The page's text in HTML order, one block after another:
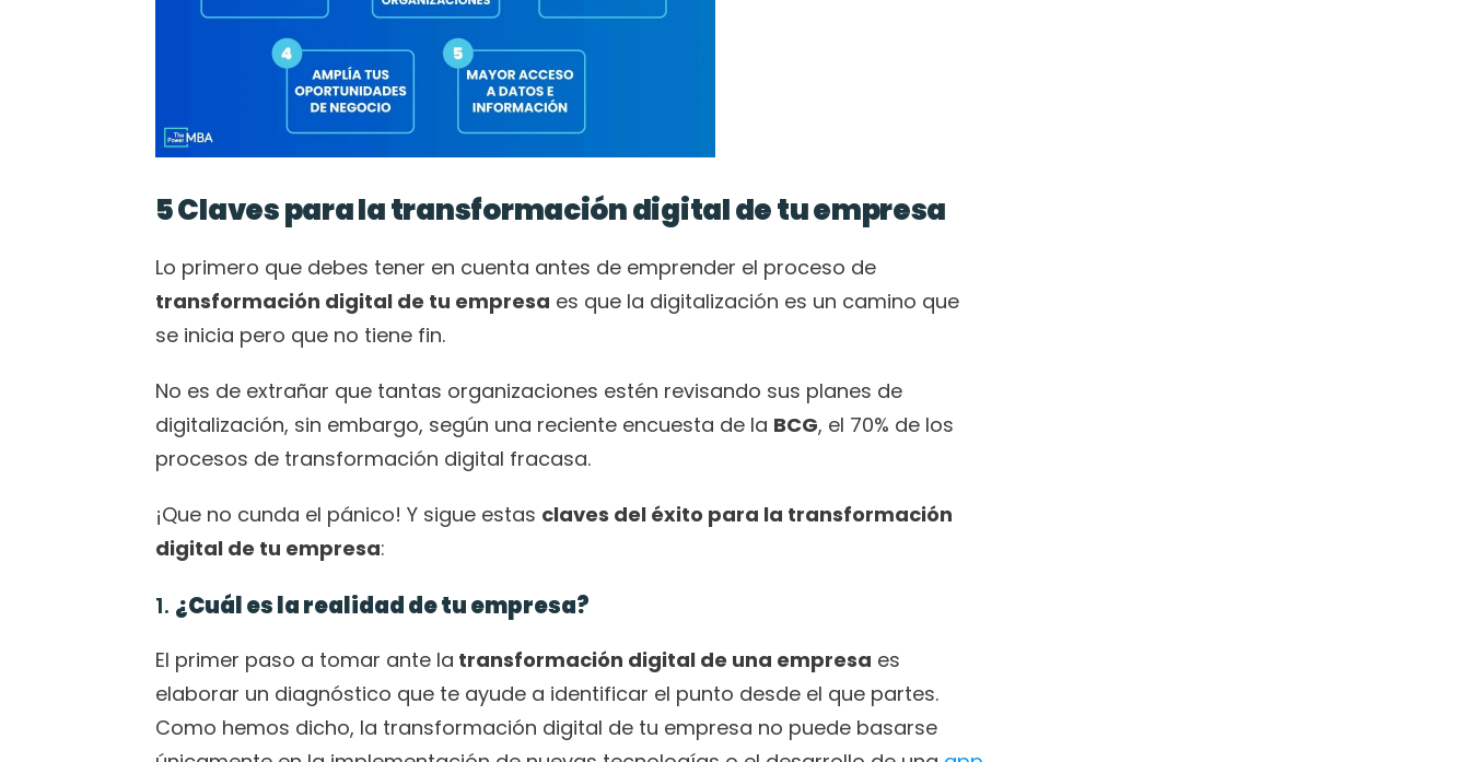
5 Claves para la transformación digital de tu empresa
transformación digital de tu empresa es que la digitalización es un camino que
se inicia pero que no tiene fin.
No es de extrañar que tantas organizaciones estén revisando sus planes de
digitalización, sin embargo, según una reciente encuesta de la BCG, el 70% de los
procesos de transformación digital fracasa.
¡Que no cunda el pánico! Y sigue estas claves del éxito para la transformación
digital de tu empresa:
1. ¿Cuál es la realidad de tu empresa?
El primer paso a tomar ante la transformación digital de una empresa es
elaborar un diagnóstico que te ayude a identificar el punto desde el que partes.
Como hemos dicho, la transformación digital de tu empresa no puede basarse